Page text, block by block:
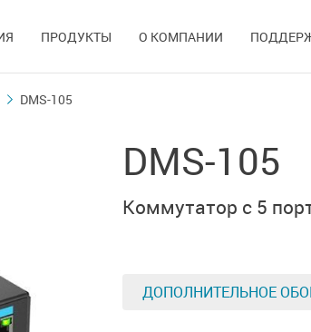
ПРОДУКТЫ О КОМПАНИИ
DMS-105
DMS-105
Коммутатор с 5
ДОПОЛНИТЕЛЬНОЕ